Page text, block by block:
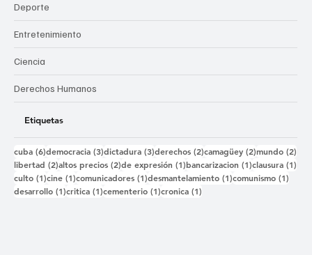
Deporte
Entretenimiento
Ciencia
Derechos Humanos
Etiquetas
cuba (6)6 entradas
democracia (3)3 entradas
dictadura (3)3 entradas
derechos (2)2 entradas
camagüey (2)2 entradas
mundo (2)
libertad (2)2 entradas
altos precios (2)2 entradas
de expresión (1)1 entrada
bancarizacion (1)1 entrada
clausura (1)
culto (1)1 entrada
cine (1)1 entrada
comunicadores (1)1 entrada
desmantelamiento (1)1 entrada
comunismo (1)
desarrollo (1)1 entrada
critica (1)1 entrada
cementerio (1)1 entrada
cronica (1)